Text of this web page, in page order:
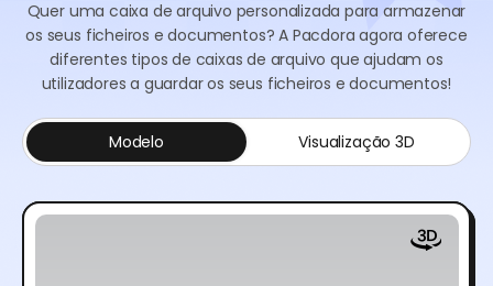
Quer uma caixa de arquivo personalizada para armazenar
os seus ficheiros e documentos? A Pacdora agora oferece
diferentes tipos de caixas de arquivo que ajudam os
utilizadores a guardar os seus ficheiros e documentos!
Modelo Visualização 3D